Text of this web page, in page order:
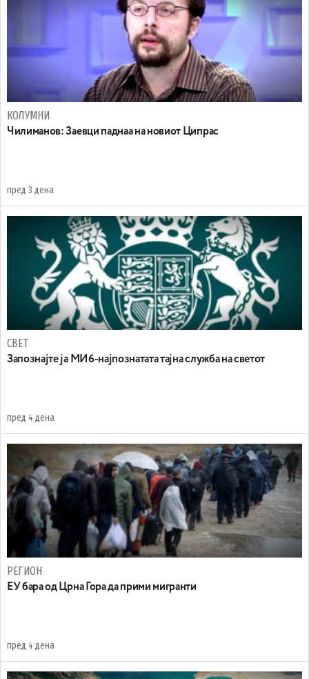
КОЛУМНИ
Чилиманов: Заевци паднаа на новиот Ципрас
пред 3 дена
СВЕТ
Запознајте ја МИ6-најпознатата тајна служба на светот
пред 4 дена
РЕГИОН
EУ бара од Црна Гора да прими мигранти
пред 4 дена